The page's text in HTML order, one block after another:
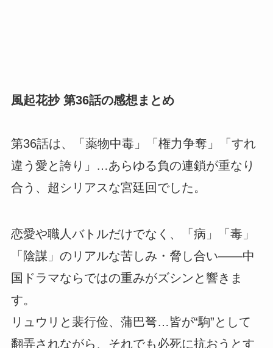
風起花抄 第36話の感想まとめ
第36話は、「薬物中毒」「権力争奪」「すれ
違う愛と誇り」…あらゆる負の連鎖が重なり
合う、超シリアスな宮廷回でした。
恋愛や職人バトルだけでなく、「病」「毒」
「陰謀」のリアルな苦しみ・脅し合い――中
国ドラマならではの重みがズシンと響きま
す。
リュウリと裴行俭、蒲巴弩…皆が“駒”として
翻弄されながら、それでも必死に抗おうとす